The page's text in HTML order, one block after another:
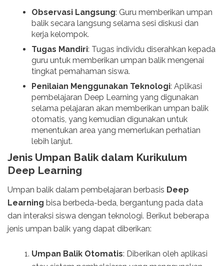
Observasi Langsung: Guru memberikan umpan
balik secara langsung selama sesi diskusi dan
kerja kelompok.
Tugas Mandiri: Tugas individu diserahkan kepada
guru untuk memberikan umpan balik mengenai
tingkat pemahaman siswa.
Penilaian Menggunakan Teknologi: Aplikasi
pembelajaran Deep Learning yang digunakan
selama pelajaran akan memberikan umpan balik
otomatis, yang kemudian digunakan untuk
menentukan area yang memerlukan perhatian
lebih lanjut.
Jenis Umpan Balik dalam Kurikulum
Deep Learning
Umpan balik dalam pembelajaran berbasis Deep
Learning bisa berbeda-beda, bergantung pada data
dan interaksi siswa dengan teknologi. Berikut beberapa
jenis umpan balik yang dapat diberikan:
Umpan Balik Otomatis: Diberikan oleh aplikasi